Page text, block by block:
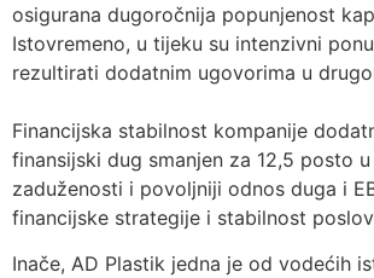
osigurana dugoročnija popunjenost
Istovremeno, u tijeku su intenzivni
rezultirati dodatnim ugovorima u
Financijska stabilnost kompanije
finansijski dug smanjen za 12,5 posto
zaduženosti i povoljniji odnos duga i
financijske strategije i stabilnost
Inače, AD Plastik jedna je od vodećih